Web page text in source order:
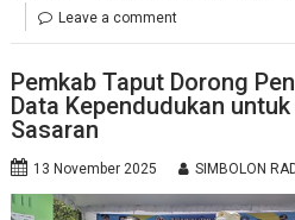
Leave a comment
Pemkab Taput Dorong
Data Kependudukan
Sasaran
13 November 2025 SIMBOLON